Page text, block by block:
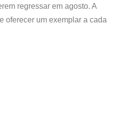
regressar em agosto. A
oferecer um exemplar a cada